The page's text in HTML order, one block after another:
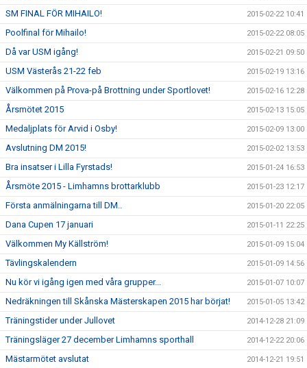
SM FINAL FÖR MIHAILO! 2015-02-22 10:41
Poolfinal för Mihailo! 2015-02-22 08:05
Då var USM igång! 2015-02-21 09:50
USM Västerås 21-22 feb 2015-02-19 13:16
Välkommen på Prova-på Brottning under Sportlovet! 2015-02-16 12:28
Årsmötet 2015 2015-02-13 15:05
Medaljplats för Arvid i Osby! 2015-02-09 13:00
Avslutning DM 2015! 2015-02-02 13:53
Bra insatser i Lilla Fyrstads! 2015-01-24 16:53
Årsmöte 2015 - Limhamns brottarklubb 2015-01-23 12:17
Första anmälningarna till DM.. 2015-01-20 22:05
Dana Cupen 17 januari 2015-01-11 22:25
Välkommen My Källström! 2015-01-09 15:04
Tävlingskalendern 2015-01-09 14:56
Nu kör vi igång igen med våra grupper... 2015-01-07 10:07
Nedräkningen till Skånska Mästerskapen 2015 har börjat! 2015-01-05 13:42
Träningstider under Jullovet 2014-12-28 21:09
Träningsläger 27 december Limhamns sporthall 2014-12-22 20:06
Mästarmötet avslutat 2014-12-21 19:51